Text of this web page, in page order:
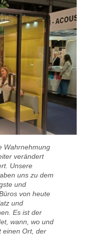
Wahrnehmung
verändert
Unsere
uns zu dem
und
von heute
und
Es ist der
wann, wo und
einen Ort, der